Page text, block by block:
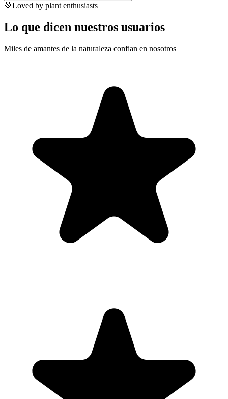
💚Loved by plant enthusiasts
Lo que dicen nuestros usuarios
Miles de amantes de la naturaleza confian en nosotros